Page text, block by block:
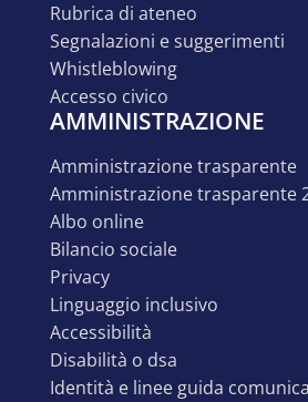
rubrica di ateneo
segnalazioni e suggerimenti
whistleblowing
accesso civico
AMMINISTRAZIONE
amministrazione trasparente
amministrazione trasparente
albo online
bilancio sociale
privacy
linguaggio inclusivo
accessibilità
disabilità o dsa
identità e linee guida